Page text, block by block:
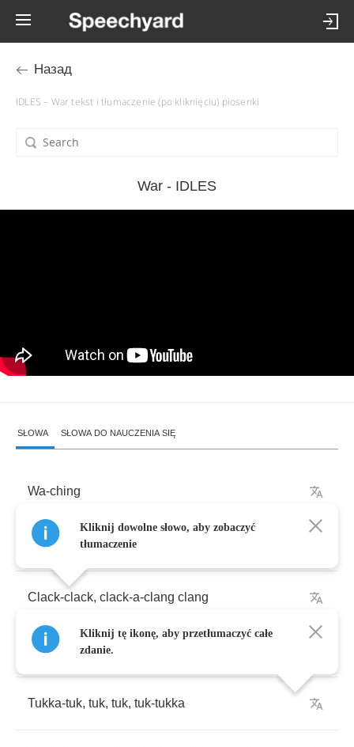
Назад
IDLES – War tekst i tłumaczenie (po kliknięciu) piosenki
War - IDLES
SŁOWA SŁOWA DO NAUCZENIA SIĘ
Wa-ching
That's the sound of
Clack-clack, clack-a-clang clang
That's the sound
Tukka-tuk, tuk, tuk, tuk-tukka
Kliknij dowolne słowo, aby zobaczyć
tłumaczenie
Kliknij tę ikonę, aby przetłumaczyć całe
zdanie.